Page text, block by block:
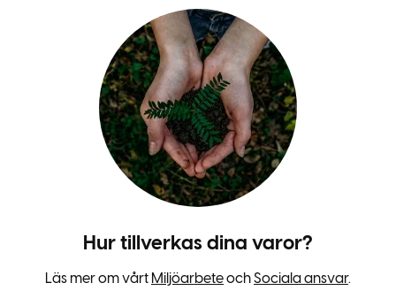
Hur tillverkas dina varor?
Läs mer om vårt MiljöarbeteochSociala ansvar.